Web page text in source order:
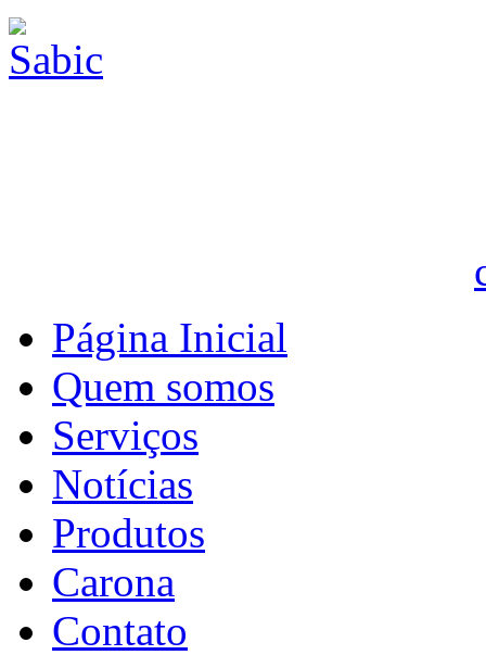
Página Inicial
Quem somos
Serviços
Notícias
Produtos
Carona
Contato